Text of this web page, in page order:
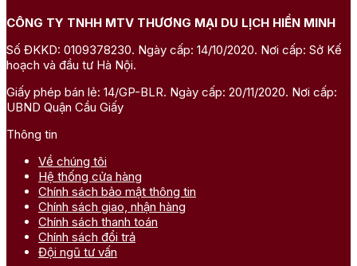
CÔNG TY TNHH MTV THƯƠNG MẠI DU LỊCH HIỀN MINH
Số ĐKKD: 0109378230. Ngày cấp: 14/10/2020. Nơi cấp: Sở Kế
hoạch và đầu tư Hà Nội.
Giấy phép bán lẻ: 14/GP-BLR. Ngày cấp: 20/11/2020. Nơi cấp:
UBND Quận Cầu Giấy
Thông tin
Về chúng tôi
Hệ thống cửa hàng
Chính sách bảo mật thông tin
Chính sách giao, nhận hàng
Chính sách thanh toán
Chính sách đổi trả
Đội ngũ tư vấn